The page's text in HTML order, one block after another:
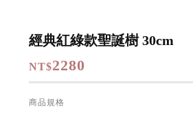
經典紅綠款聖誕樹 30cm
NT$2280
商品規格